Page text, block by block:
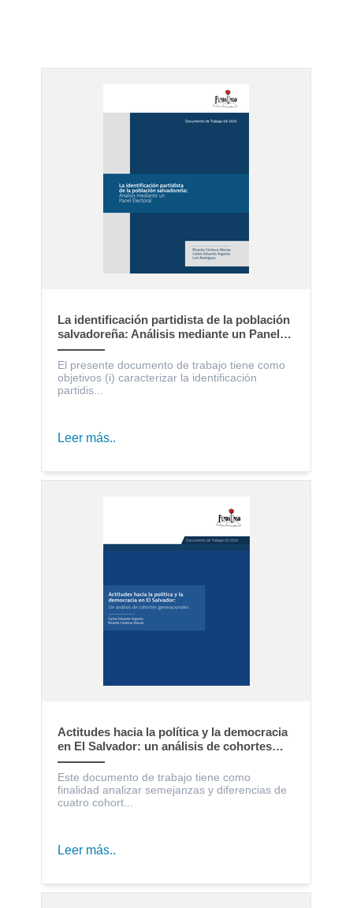
La identificación partidista de la población
salvadoreña: Análisis mediante un Panel
Electoral
El presente documento de trabajo tiene como
objetivos (i) caracterizar la identificación
partidis...
Leer más..
Actitudes hacia la política y la democracia
en El Salvador: un análisis de cohortes
generacionales
Este documento de trabajo tiene como
finalidad analizar semejanzas y diferencias de
cuatro cohort...
Leer más..